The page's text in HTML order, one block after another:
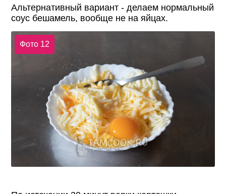
Альтернативный вариант - делаем нормальный
соус бешамель, вообще не на яйцах.
Фото 12